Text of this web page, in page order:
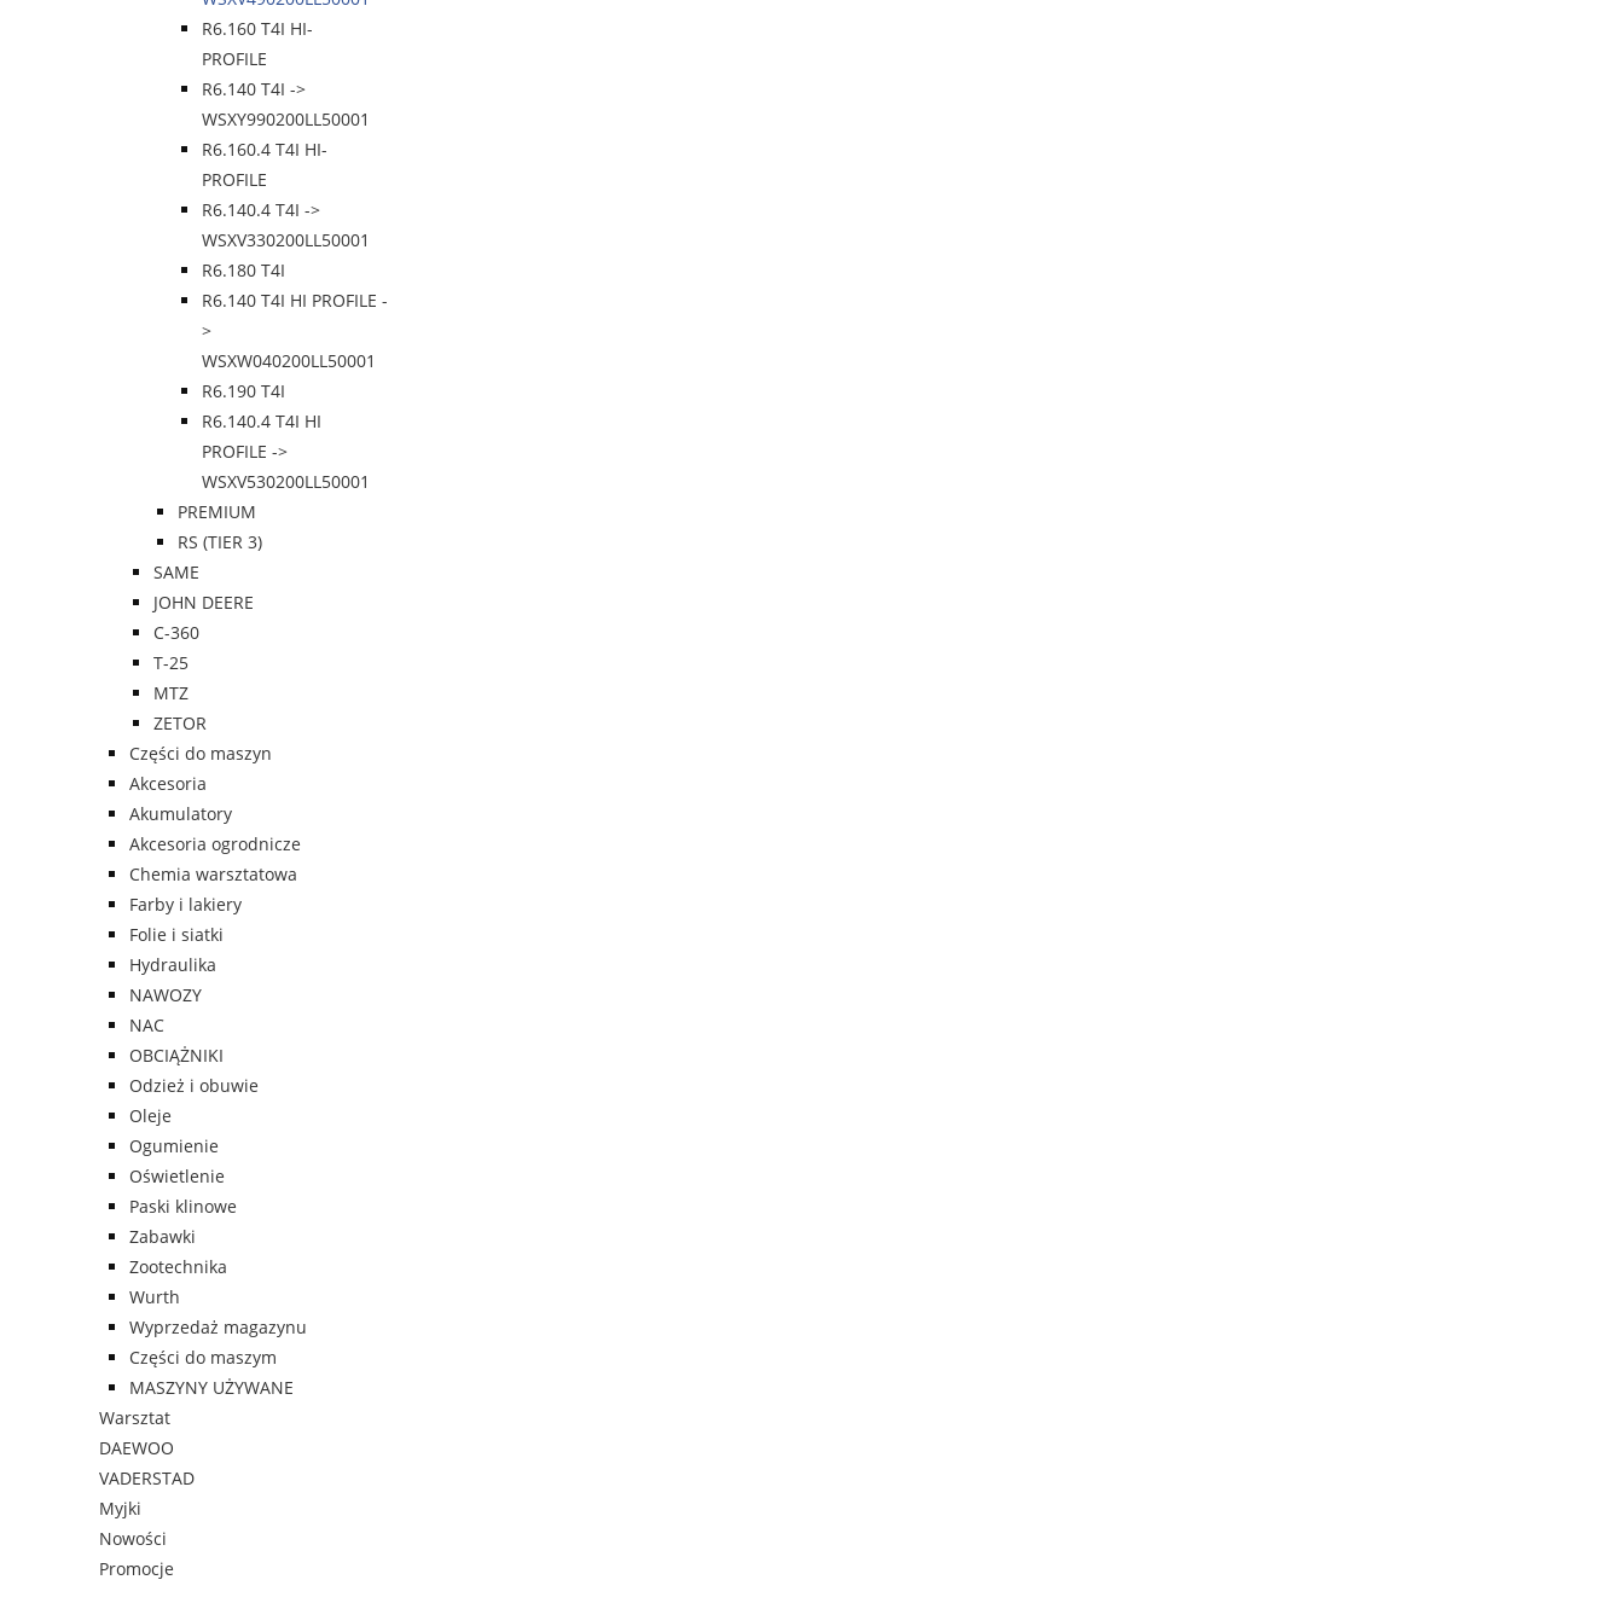
R6.160 T4I HI-
PROFILE
R6.140 T4I ->
WSXY990200LL50001
R6.160.4 T4I HI-
PROFILE
R6.140.4 T4I ->
WSXV330200LL50001
R6.180 T4I
R6.140 T4I HI PROFILE -
>
WSXW040200LL50001
R6.190 T4I
R6.140.4 T4I HI
PROFILE ->
WSXV530200LL50001
PREMIUM
RS (TIER 3)
SAME
JOHN DEERE
C-360
T-25
MTZ
ZETOR
Części do maszyn
Akcesoria
Akumulatory
Akcesoria ogrodnicze
Chemia warsztatowa
Farby i lakiery
Folie i siatki
Hydraulika
NAWOZY
NAC
OBCIĄŻNIKI
Odzież i obuwie
Oleje
Ogumienie
Oświetlenie
Paski klinowe
Zabawki
Zootechnika
Wurth
Wyprzedaż magazynu
Części do maszym
MASZYNY UŻYWANE
Warsztat
DAEWOO
VADERSTAD
Myjki
Nowości
Promocje